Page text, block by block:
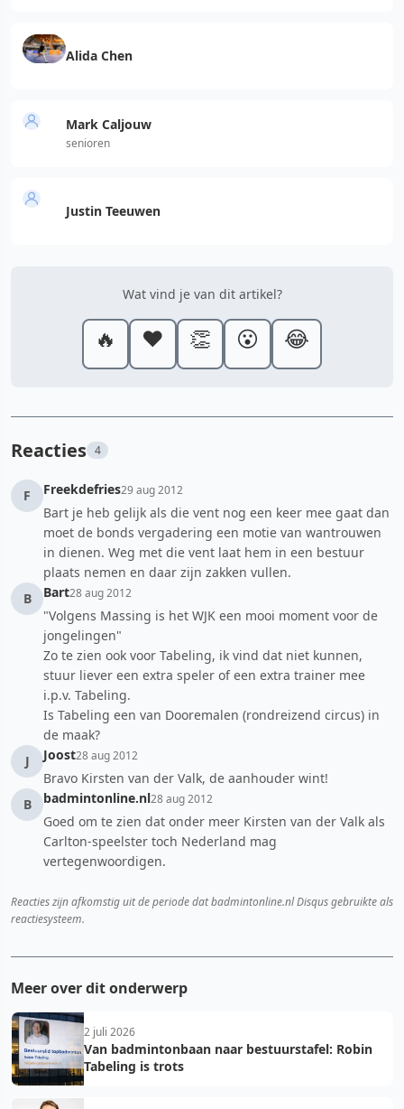
Alida Chen
Mark Caljouw
senioren
Justin Teeuwen
Wat vind je van dit artikel?
🔥 ❤️ 👏 😮 😂
Reacties 4
F Freekdefries29 aug 2012
Bart je heb gelijk als die vent nog een keer mee gaat dan
moet de bonds vergadering een motie van wantrouwen
in dienen. Weg met die vent laat hem in een bestuur
plaats nemen en daar zijn zakken vullen.
B
Bart28 aug 2012
"Volgens Massing is het WJK een mooi moment voor de
jongelingen"
Zo te zien ook voor Tabeling, ik vind dat niet kunnen,
stuur liever een extra speler of een extra trainer mee
i.p.v. Tabeling.
Is Tabeling een van Dooremalen (rondreizend circus) in
de maak?
J
Joost28 aug 2012
Bravo Kirsten van der Valk, de aanhouder wint!
B
badmintonline.nl28 aug 2012
Goed om te zien dat onder meer Kirsten van der Valk als
Carlton-speelster toch Nederland mag
vertegenwoordigen.
Reacties zijn afkomstig uit de periode dat badmintonline.nl Disqus gebruikte als
reactiesysteem.
Meer over dit onderwerp
2 juli 2026
Van badmintonbaan naar bestuurstafel: Robin
Tabeling is trots